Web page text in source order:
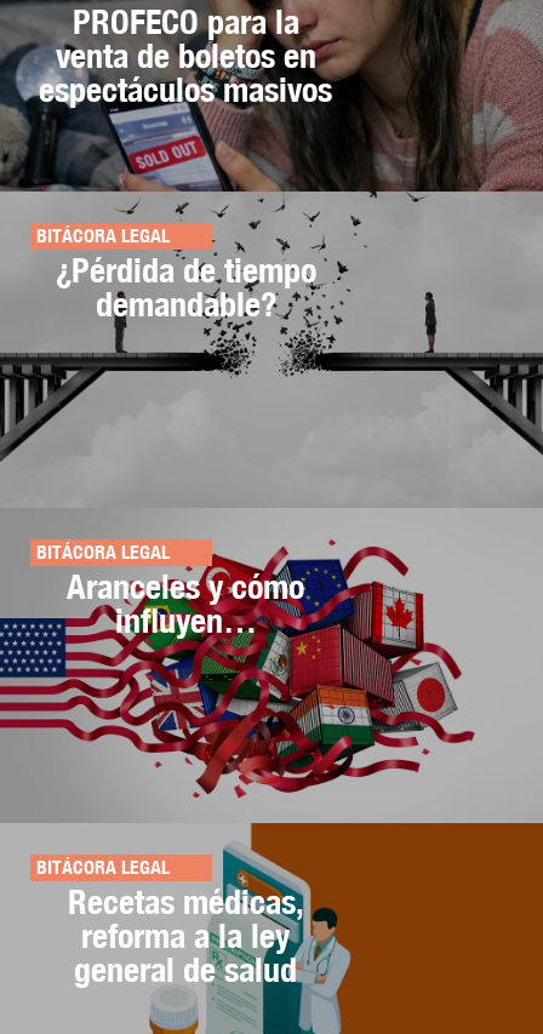
PROFECO para la
venta de boletos en
espectáculos masivos
BITÁCORA LEGAL
¿Pérdida de tiempo
demandable?
BITÁCORA LEGAL
Aranceles y cómo
influyen…
BITÁCORA LEGAL
Recetas médicas,
reforma a la ley
general de salud